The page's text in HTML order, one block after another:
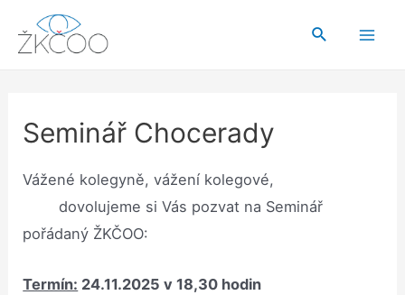
Přeskočit
Hledat
Seminář Chocerady
Vážené kolegyně, vážení kolegové,
dovolujeme si Vás pozvat na Seminář
pořádaný ŽKČOO:
Termín: 24.11.2025 v 18,30 hodin